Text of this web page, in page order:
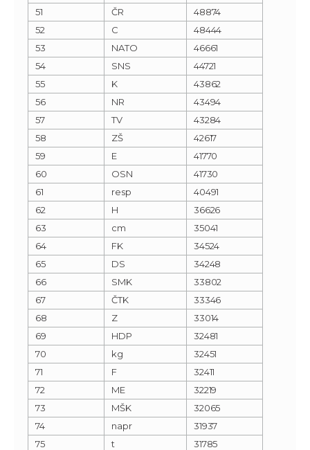
51
ČR
48874
52
C
48444
53
NATO
46661
54
SNS
44721
55
K
43862
56
NR
43494
57
TV
43284
58
ZŠ
42617
59
E
41770
60
OSN
41730
61
resp
40491
62
H
36626
63
cm
35041
64
FK
34524
65
DS
34248
66
SMK
33802
67
ČTK
33346
68
Z
33014
69
HDP
32481
70
kg
32451
71
F
32411
72
ME
32219
73
MŠK
32065
74
napr
31937
75
t
31785